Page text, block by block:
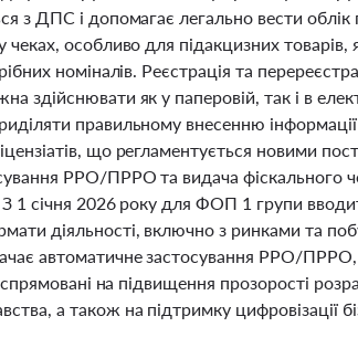
з ДПС і допомагає легально вести
чеках, особливо для підакцизних
номіналів. Реєстрація та
здійснювати як у паперовій, так і в
правильному внесенню
що регламентується новими
РРО/ПРРО та видача фіскального
1 січня 2026 року для ФОП 1 групи
діяльності, включно з ринками та
автоматичне застосування РРО/
спрямовані на підвищення прозорості
а також на підтримку цифровізації